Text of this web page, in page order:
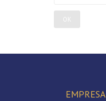
OK
EMPRESA